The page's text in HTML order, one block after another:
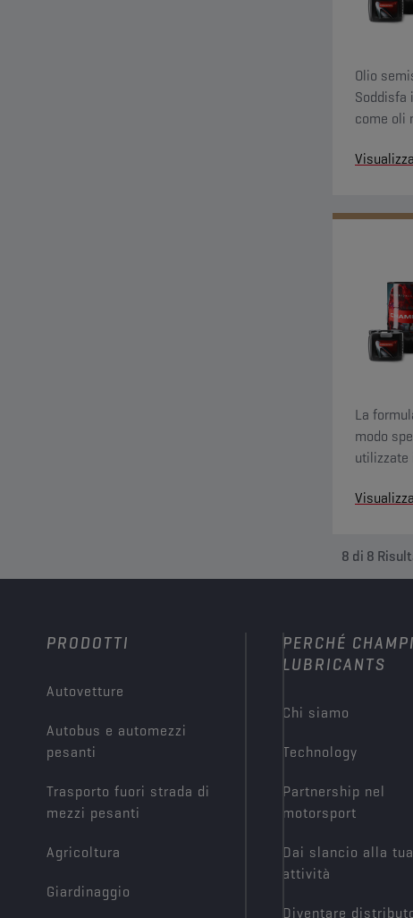
Olio
Soddisfa
come oli
Visualizza
La
modo
utilizzate
Visualizza
8 di 8
PRODOTTI
Autovetture
Autobus e automezzi
pesanti
Trasporto fuori strada di
mezzi pesanti
Agricoltura
Giardinaggio
PERCHÉ
LUBRICANTS
Chi siamo
Technology
Partnership nel
motorsport
Dai slancio alla tua
attività
Diventare